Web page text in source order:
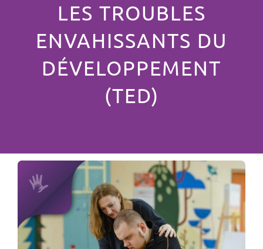
LES TROUBLES
ENVAHISSANTS DU
DÉVELOPPEMENT
(TED)